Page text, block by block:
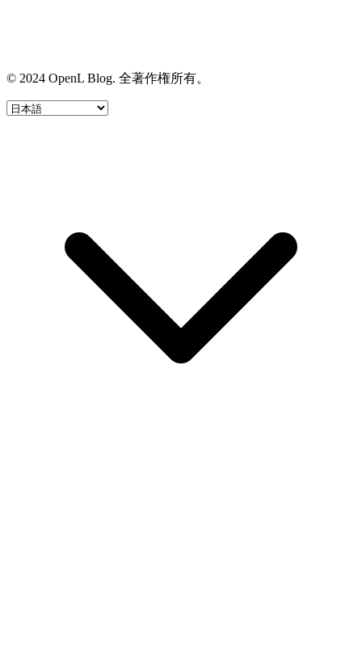
© 2024 OpenL Blog. 全著作権所有。